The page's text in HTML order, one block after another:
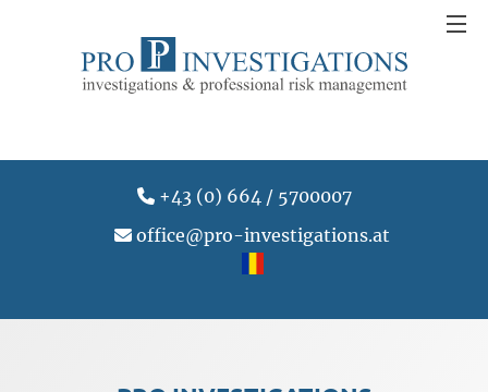
+43 (0) 664 / 5700007
office@pro-investigations.at